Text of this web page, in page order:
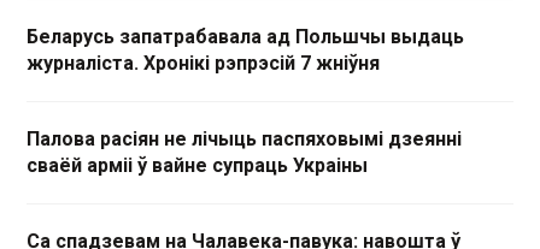
Беларусь запатрабавала ад Польшчы выдаць
журналіста. Хронікі рэпрэсій 7 жніўня
Палова расіян не лічыць паспяховымі дзеянні
сваёй арміі ў вайне супраць Украіны
Са спадзевам на Чалавека-павука: навошта ў